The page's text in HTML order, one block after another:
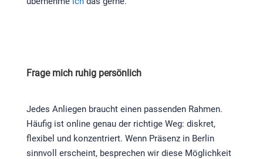
Frage mich ruhig persönlich
Jedes Anliegen braucht einen passenden Rahmen.
Häufig ist online genau der richtige Weg: diskret,
flexibel und konzentriert. Wenn Präsenz in Berlin
sinnvoll erscheint, besprechen wir diese Möglichkeit